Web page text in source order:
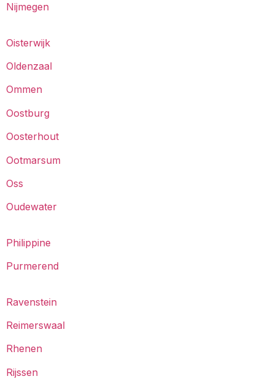
Nijmegen
Oisterwijk
Oldenzaal
Ommen
Oostburg
Oosterhout
Ootmarsum
Oss
Oudewater
Philippine
Purmerend
Ravenstein
Reimerswaal
Rhenen
Rijssen